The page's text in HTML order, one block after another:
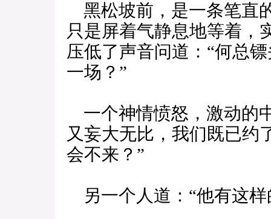
黑松坡前，是一条笔直
只是屏着气静息地等着，
压低了声音问道：“何总
一场？”
一个神情愤怒，激动的
又妄大无比，我们既已约
会不来？”
另一个人道：“他有这样